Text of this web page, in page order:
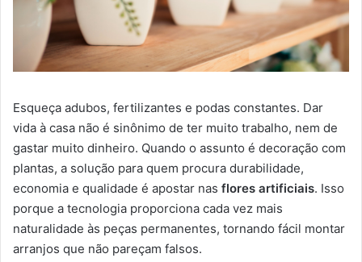
Esqueça adubos, fertilizantes e podas constantes. Dar
vida à casa não é sinônimo de ter muito trabalho, nem de
gastar muito dinheiro. Quando o assunto é decoração com
plantas, a solução para quem procura durabilidade,
economia e qualidade é apostar nas flores artificiais. Isso
porque a tecnologia proporciona cada vez mais
naturalidade às peças permanentes, tornando fácil montar
arranjos que não pareçam falsos.